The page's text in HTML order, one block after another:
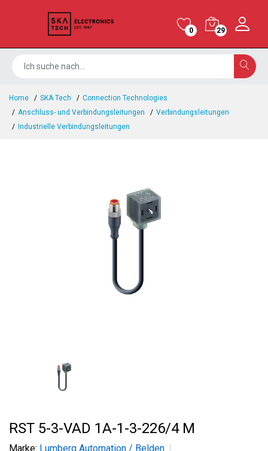
0 29
Home SKA Tech
Connection Technologies
Anschluss- und Verbindungsleitungen
Verbindungsleitungen
Industrielle Verbindungsleitungen
RST 5-3-VAD 1A-1-3-226/4 M
Marke: Lumberg Automation / Belden